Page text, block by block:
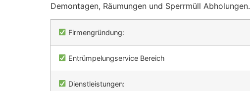
Demontagen, Räumungen und Sperrmüll Abholungen.
Firmengründung:
Entrümpelungservice Bereich
Dienstleistungen: